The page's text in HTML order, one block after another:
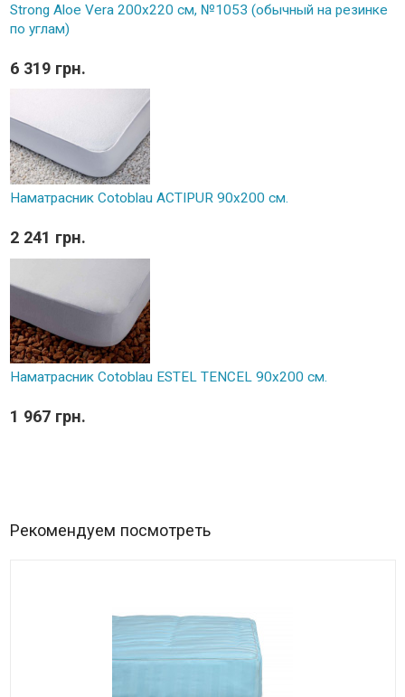
Strong Aloe Vera 200x220 см, №1053 (обычный на резинке
по углам)
6 319 грн.
Наматрасник Cotoblau ACTIPUR 90х200 см.
2 241 грн.
Наматрасник Cotoblau ESTEL TENCEL 90х200 см.
1 967 грн.
Рекомендуем посмотреть